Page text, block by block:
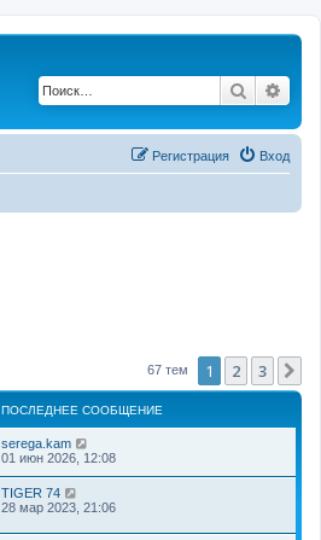
Поиск
Вход
Регистрация
67 тем 1 2 3
ПОСЛЕДНЕЕ СООБЩЕНИЕ
serega.kam
01 июн 2026, 12:08
TIGER 74
28 мар 2023, 21:06